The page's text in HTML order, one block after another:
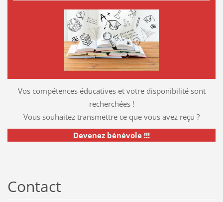
Vos compétences éducatives et votre disponibilité sont
recherchées !
Vous souhaitez transmettre ce que vous avez reçu ?
Devenez bénévole !!!
Contact